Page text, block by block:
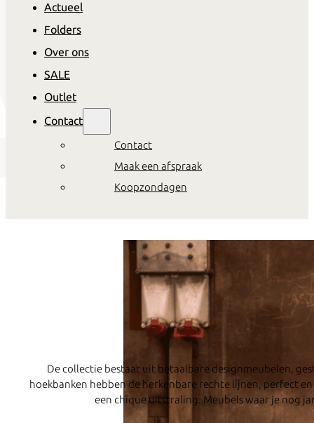
Actueel
Folders
Over ons
SALE
Outlet
Contact
Contact
Maak een afspraak
Koopzondagen
De collectie bestaat uit betaalbare designmeubelen,
hoekbanken hebben de herkenbare rechte lijnen, perfect
een chique uitstraling. Meubels waar je nog